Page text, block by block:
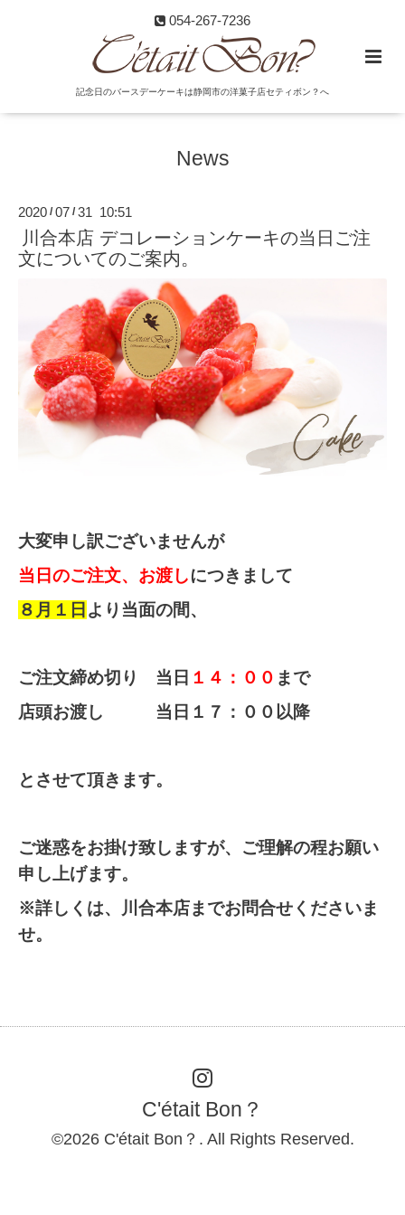
054-267-7236
記念日のバースデーケーキは静岡市の洋菓子店セティボン？へ
News
2020 /07 /31 10:51
川合本店 デコレーションケーキの当日ご注
文についてのご案内。
大変申し訳ございませんが
当日のご注文、お渡しにつきまして
８月１日 より当面の間、
ご注文締め切り 当日 １４：００ まで
店頭お渡し 当日１７：００以降
とさせて頂きます。
ご迷惑をお掛け致しますが、ご理解の程お願い
申し上げます。
※詳しくは、川合本店までお問合せくださいま
せ。
C'était Bon？
©2026 C'était Bon？ . All Rights Reserved.